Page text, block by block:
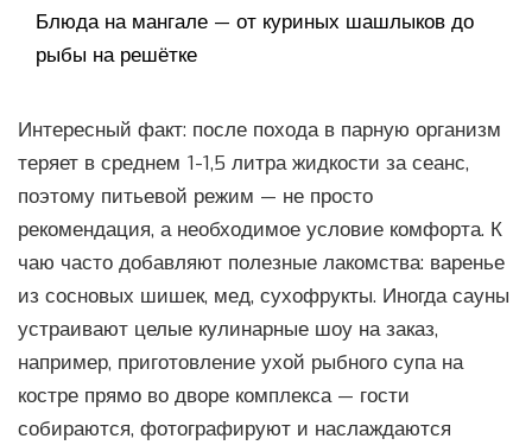
Блюда на мангале — от куриных шашлыков до
рыбы на решётке
Интересный факт: после похода в парную организм
теряет в среднем 1-1,5 литра жидкости за сеанс,
поэтому питьевой режим — не просто
рекомендация, а необходимое условие комфорта. К
чаю часто добавляют полезные лакомства: варенье
из сосновых шишек, мед, сухофрукты. Иногда сауны
устраивают целые кулинарные шоу на заказ,
например, приготовление ухой рыбного супа на
костре прямо во дворе комплекса — гости
собираются, фотографируют и наслаждаются